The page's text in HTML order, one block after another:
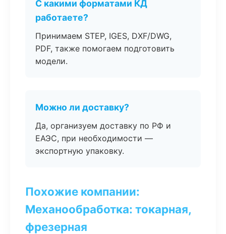
С какими форматами КД
работаете?
Принимаем STEP, IGES, DXF/DWG,
PDF, также помогаем подготовить
модели.
Можно ли доставку?
Да, организуем доставку по РФ и
ЕАЭС, при необходимости —
экспортную упаковку.
Похожие компании:
Механообработка: токарная,
фрезерная